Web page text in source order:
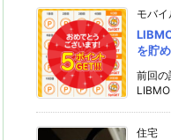
モバイ
を貯
前回の
住宅